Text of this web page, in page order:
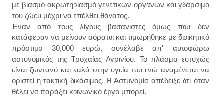
με βιασμό-ακρωτηριασμό γενετικών οργάνων και γδάρσιμο
του ζώου μέχρι να επέλθει θάνατος.
Έναν από τους λίγους βασανιστές όμως που δεν
κατάφεραν να μείνουν αόρατοι και τιμωρήθηκε με διοικητικό
πρόστιμο 30,000 ευρώ, συνέλαβε απ' αυτοφώρω
αστυνομικός της Τροχαίας Αγρινίου. Το πλάσμα ευτυχώς
είναι ζωντανό και καλά στην υγεία του ενώ αναμένεται να
οριστεί η τακτική δικάσιμος. Η Αστυνομία απέδειξε ότι όταν
θέλει να παράξει κοινωνικό έργο μπορεί.